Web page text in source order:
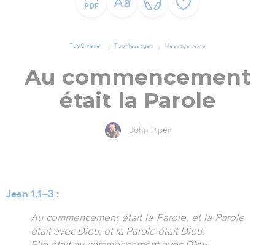
TopChrétien TopMessages Message texte
Au commencement
était la Parole
John Piper
Jean 1.1–3 :
Au commencement était la Parole, et la Parole
était avec Dieu, et la Parole était Dieu.